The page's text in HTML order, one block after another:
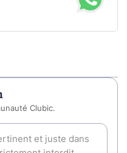
Clubic.